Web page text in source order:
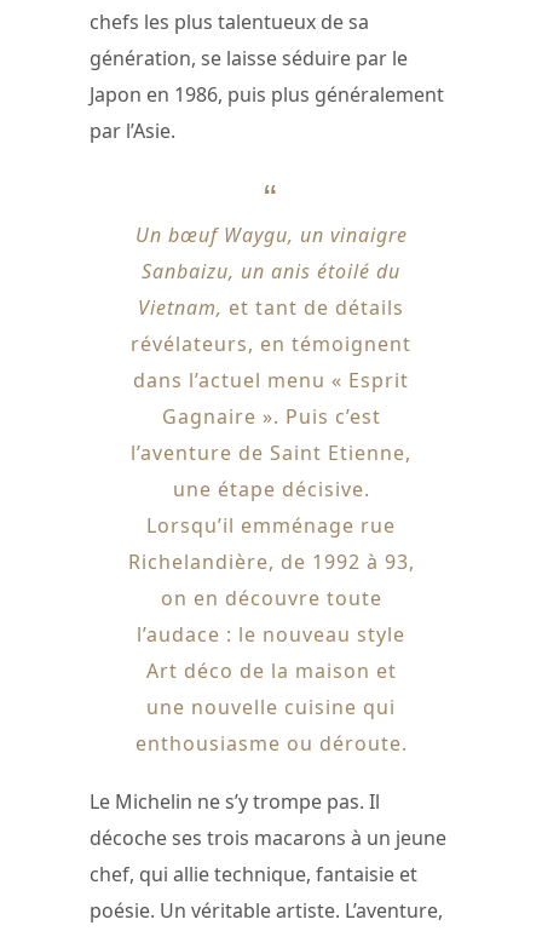
chefs les plus talentueux de sa
génération, se laisse séduire par le
Japon en 1986, puis plus généralement
par l’Asie.
Un bœuf Waygu, un vinaigre
Sanbaizu, un anis étoilé du
Vietnam, et tant de détails
révélateurs, en témoignent
dans l’actuel menu « Esprit
Gagnaire ». Puis c’est
l’aventure de Saint Etienne,
une étape décisive.
Lorsqu’il emménage rue
Richelandière, de 1992 à 93,
on en découvre toute
l’audace : le nouveau style
Art déco de la maison et
une nouvelle cuisine qui
enthousiasme ou déroute.
Le Michelin ne s’y trompe pas. Il
décoche ses trois macarons à un jeune
chef, qui allie technique, fantaisie et
poésie. Un véritable artiste. L’aventure,